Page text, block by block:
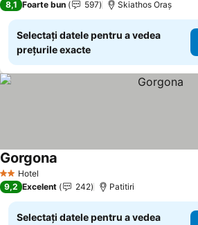
8,1 Foarte bun 597 Skiathos Oraș
Selectați datele pentru a vedea
prețurile exacte
2 SteleHotel
Gorgona
9,2 Excelent 242 Patitiri
Selectați datele pentru a vedea